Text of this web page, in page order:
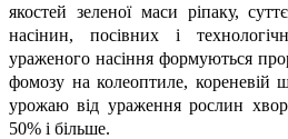
якостей зеленої маси ріпаку,
насінин, посівних і
ураженого насіння формуються
фомозу на колеоптиле, кореневій
урожаю від ураження рослин
50% і більше.